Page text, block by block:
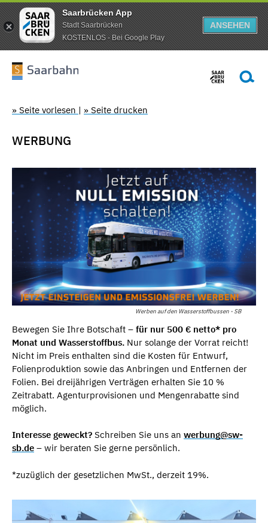
Saarbrücken App
Stadt Saarbrücken
KOSTENLOS - Bei Google Play
ANSEHEN
» Seite vorlesen | » Seite drucken
WERBUNG
Werben auf den Wasserstoffbussen - SB
Bewegen Sie Ihre Botschaft – für nur 500 € netto* pro
Monat und Wasserstoffbus. Nur solange der Vorrat reicht!
Nicht im Preis enthalten sind die Kosten für Entwurf,
Folienproduktion sowie das Anbringen und Entfernen der
Folien. Bei dreijährigen Verträgen erhalten Sie 10 %
Zeitrabatt. Agenturprovisionen und Mengenrabatte sind
möglich.
Interesse geweckt? Schreiben Sie uns an werbung@sw-
sb.de – wir beraten Sie gerne persönlich.
*zuzüglich der gesetzlichen MwSt., derzeit 19%.